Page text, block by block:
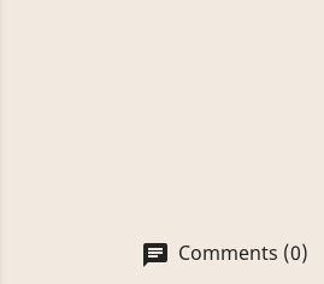
chat Comments (0)